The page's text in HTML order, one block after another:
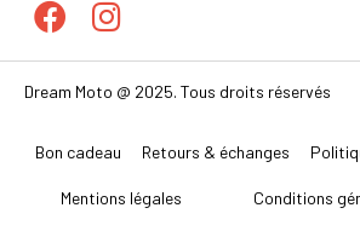
Dream Moto @ 2025. Tous droits réservés
Bon cadeau Retours & échanges
Mentions légales Conditions